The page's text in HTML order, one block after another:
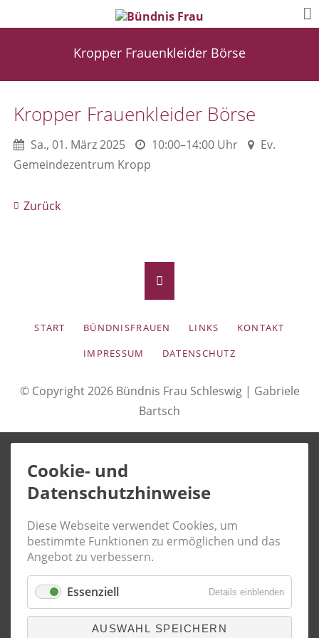
Kropper Frauenkleider Börse
Kropper Frauenkleider Börse
Sa., 01. März 2025 10:00–14:00 Uhr
Ev.
Gemeindezentrum Kropp
Zurück
NAVIGATION
START BÜNDNISFRAUEN LINKS
KONTAKT
IMPRESSUM
DATENSCHUTZ
© Copyright 2026 Bündnis Frau Schleswig | Gabriele
Bartsch
Cookie- und
Datenschutzhinweise
Diese Webseite verwendet Cookies, um
bestimmte Funktionen zu ermöglichen und das
Angebot zu verbessern.
Essenziell Details einblenden
AUSWAHL SPEICHERN